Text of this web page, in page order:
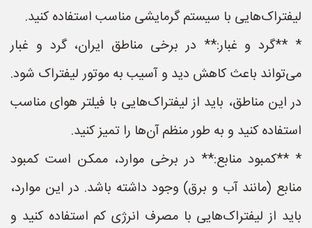
لیفتراک‌هایی با سیستم گرمایشی مناسب استفاده کنید.
* **گرد و غبار:** در برخی مناطق ایران، گرد و غبار
می‌تواند باعث کاهش دید و آسیب به موتور لیفتراک شود.
در این مناطق، باید از لیفتراک‌هایی با فیلتر هوای مناسب
استفاده کنید و به طور منظم آن‌ها را تمیز کنید.
* **کمبود منابع:** در برخی موارد، ممکن است کمبود
منابع (مانند آب و برق) وجود داشته باشد. در این موارد،
باید از لیفتراک‌هایی با مصرف انرژی کم استفاده کنید و